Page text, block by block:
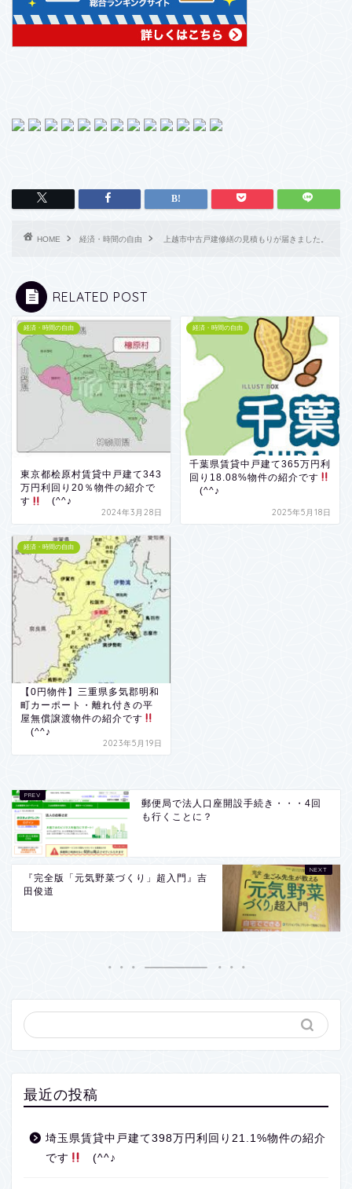
HOME 経済・時間の自由 上越市中古戸建修繕の見積もりが届きました。
RELATED POST
経済・時間の自由
東京都桧原村賃貸中戸建て343
万円利回り20％物件の紹介で
す
(^^♪
2024年3月28日
経済・時間の自由
千葉県賃貸中戸建て365万円利
回り18.08%物件の紹介です
(^^♪
2025年5月18日
経済・時間の自由
【0円物件】三重県多気郡明和
町カーポート・離れ付きの平
屋無償譲渡物件の紹介です
(^^♪
2023年5月19日
郵便局で法人口座開設手続き・・・4回
も行くことに？
『完全版「元気野菜づくり」超入門』吉
田俊道
最近の投稿
埼玉県賃貸中戸建て398万円利回り21.1%物件の紹介
です
(^^♪